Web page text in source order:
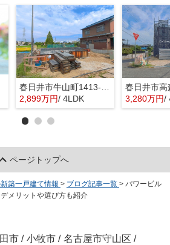
2,899万円/ 4LDK 3,280万円/
ページトップへ
築一戸建て情報 > ブログ記事一覧 > パワービル
メリットや選び方も紹介
市 / 小牧市 / 名古屋市守山区 /